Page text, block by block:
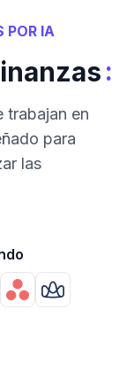
POR IA
:
trabajan en
para
las